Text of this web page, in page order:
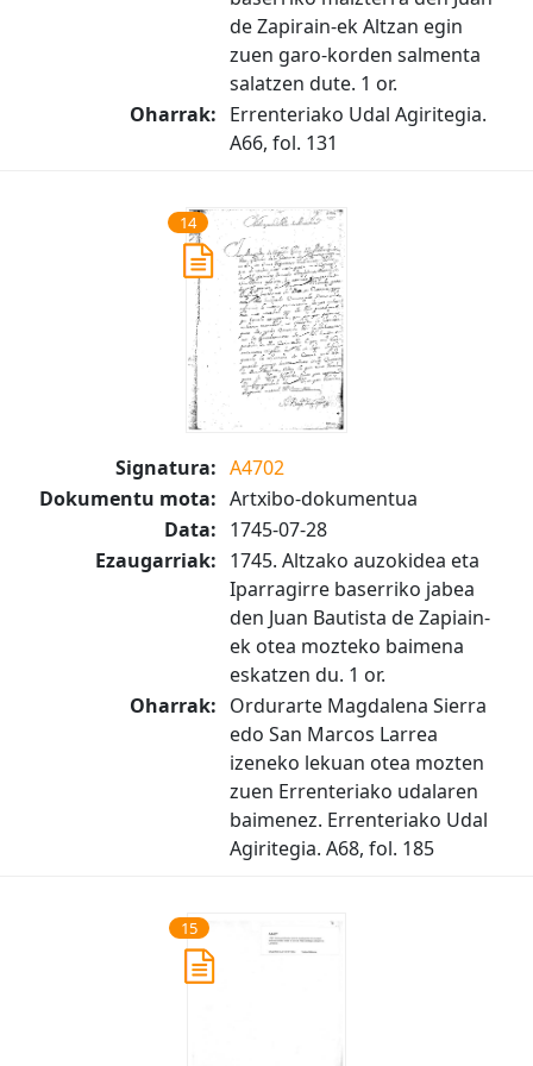
de Zapirain-ek Altzan egin
zuen garo-korden salmenta
salatzen dute. 1 or.
Oharrak: Errenteriako Udal Agiritegia.
A66, fol. 131
14
Signatura: A4702
Dokumentu mota: Artxibo-dokumentua
Data: 1745-07-28
Ezaugarriak: 1745. Altzako auzokidea eta
Iparragirre baserriko jabea
den Juan Bautista de Zapiain-
ek otea mozteko baimena
eskatzen du. 1 or.
Oharrak: Ordurarte Magdalena Sierra
edo San Marcos Larrea
izeneko lekuan otea mozten
zuen Errenteriako udalaren
baimenez. Errenteriako Udal
Agiritegia. A68, fol. 185
15